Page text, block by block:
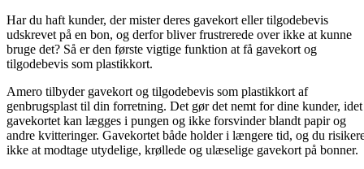
Har du haft kunder, der mister deres gavekort eller tilgodebevis
udskrevet på en bon, og derfor bliver frustrerede over ikke at kunne
bruge det? Så er den første vigtige funktion at få gavekort og
tilgodebevis som plastikkort.
Amero tilbyder gavekort og tilgodebevis som plastikkort af
genbrugsplast til din forretning. Det gør det nemt for dine kunder, idet
gavekortet kan lægges i pungen og ikke forsvinder blandt papir og
andre kvitteringer. Gavekortet både holder i længere tid, og du
ikke at modtage utydelige, krøllede og ulæselige gavekort på bonner.